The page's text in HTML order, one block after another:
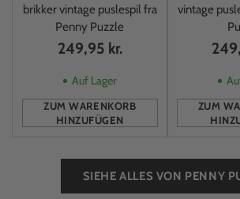
brikker vintage puslespil fra
Penny Puzzle
249,95 kr.
Auf Lager
ZUM WARENKORB
HINZUFÜGEN
Anzahl
vintage
ZUM
Anzahl
SIEHE ALLES VON PENNY